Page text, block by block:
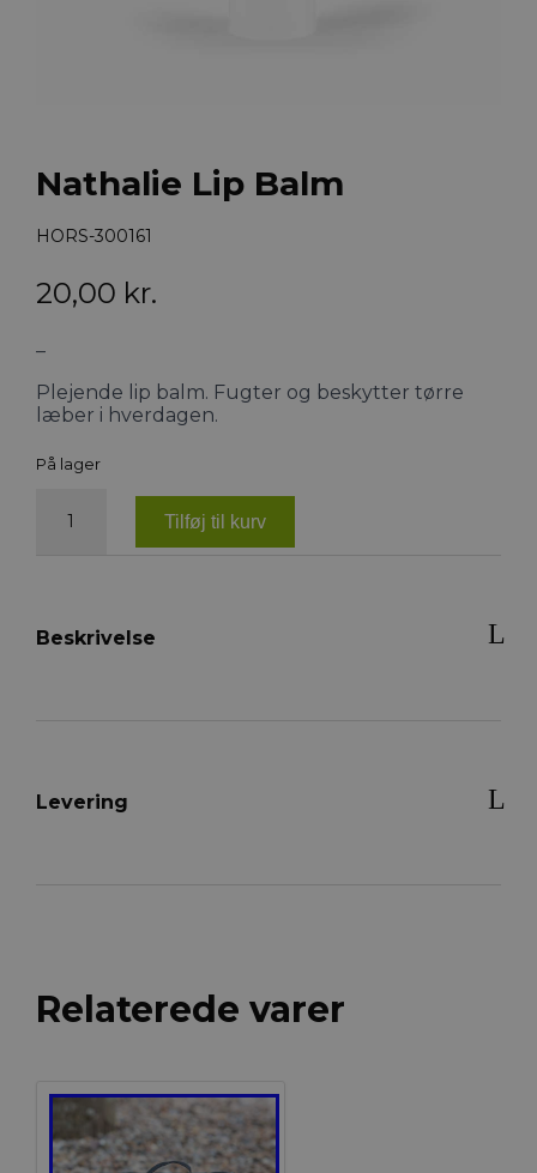
Nathalie Lip Balm
HORS-300161
20,00 kr.
–
Plejende lip balm. Fugter og beskytter tørre
læber i hverdagen.
På lager
Tilføj til kurv
Beskrivelse
Levering
Relaterede varer